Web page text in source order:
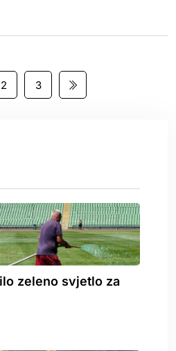
2 3
zeleno svjetlo za